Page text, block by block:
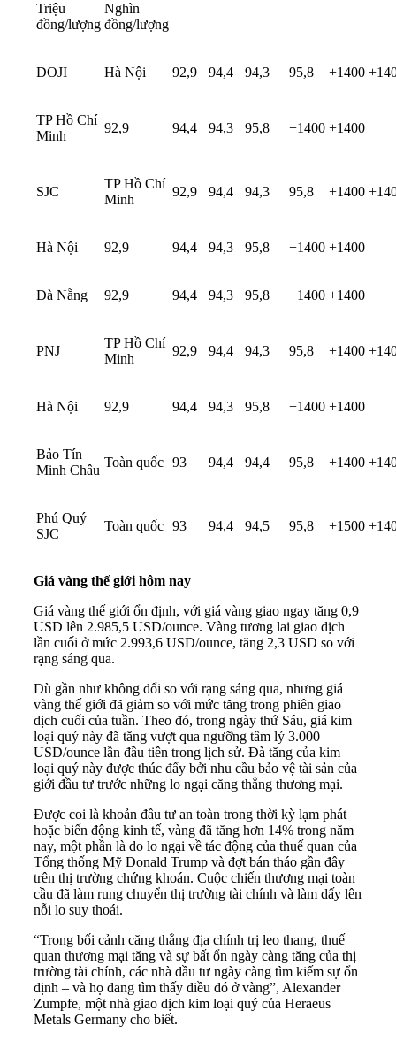
Triệu
đồng/lượng
Nghìn
đồng/lượng
DOJI Hà Nội 92,9 94,4 94,3 95,8 +1400
TP Hồ Chí
Minh
92,9 94,4 94,3 95,8 +1400 +1400
SJC
TP Hồ Chí
Minh
92,9 94,4 94,3 95,8 +1400
Hà Nội 92,9 94,4 94,3 95,8 +1400 +1400
Đà Nẵng 92,9 94,4 94,3 95,8 +1400 +1400
PNJ
TP Hồ Chí
Minh
92,9 94,4 94,3 95,8 +1400
Hà Nội 92,9 94,4 94,3 95,8 +1400 +1400
Bảo Tín
Minh Châu
Toàn quốc 93 94,4 94,4 95,8 +1400
Phú Quý
SJC
Toàn quốc 93 94,4 94,5 95,8 +1500
Giá vàng thế giới hôm nay
Giá vàng thế giới ổn định, với giá vàng giao ngay tăng 0,9
USD lên 2.985,5 USD/ounce. Vàng tương lai giao dịch
lần cuối ở mức 2.993,6 USD/ounce, tăng 2,3 USD so với
rạng sáng qua.
Dù gần như không đổi so với rạng sáng qua, nhưng giá
vàng thế giới đã giảm so với mức tăng trong phiên giao
dịch cuối của tuần. Theo đó, trong ngày thứ Sáu, giá kim
loại quý này đã tăng vượt qua ngưỡng tâm lý 3.000
USD/ounce lần đầu tiên trong lịch sử. Đà tăng của kim
loại quý này được thúc đẩy bởi nhu cầu bảo vệ tài sản của
giới đầu tư trước những lo ngại căng thẳng thương mại.
Được coi là khoản đầu tư an toàn trong thời kỳ lạm phát
hoặc biến động kinh tế, vàng đã tăng hơn 14% trong năm
nay, một phần là do lo ngại về tác động của thuế quan của
Tổng thống Mỹ Donald Trump và đợt bán tháo gần đây
trên thị trường chứng khoán. Cuộc chiến thương mại toàn
cầu đã làm rung chuyển thị trường tài chính và làm dấy lên
nỗi lo suy thoái.
“Trong bối cảnh căng thẳng địa chính trị leo thang, thuế
quan thương mại tăng và sự bất ổn ngày càng tăng của thị
trường tài chính, các nhà đầu tư ngày càng tìm kiếm sự ổn
định – và họ đang tìm thấy điều đó ở vàng”, Alexander
Zumpfe, một nhà giao dịch kim loại quý của Heraeus
Metals Germany cho biết.